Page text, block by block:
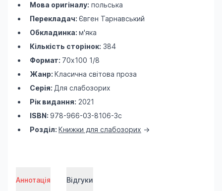
Мова оригіналу: польська
Перекладач: Євген Тарнавський
Обкладинка: м'яка
Кількість сторінок: 384
Формат: 70х100 1/8
Жанр: Класична світова проза
Серія: Для слабозорих
Рік видання: 2021
ISBN: 978-966-03-8106-3с
Розділ: Книжки для слабозорих ->
Аннотація Відгуки